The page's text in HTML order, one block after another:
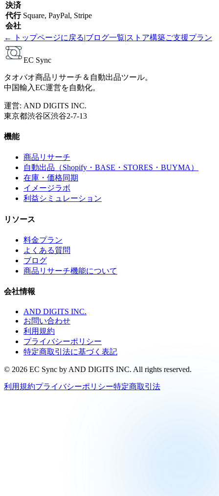
決済
代行
会社
Square, PayPal, Stripe
← トップページに戻る|ブログ一覧|ストア構築ご支援プラン
EC Sync
タオバオ商品リサーチ＆自動出品ツール。
中国輸入EC運営を自動化。
運営: AND DIGITS INC.
東京都渋谷区渋谷2-7-13
機能
商品リサーチ
自動出品（Shopify・BASE・STORES・BUYMA）
在庫・価格同期
イメージラボ
利益シミュレーション
リソース
料金プラン
よくある質問
ブログ
商品リサーチ機能について
会社情報
AND DIGITS INC.
お問い合わせ
利用規約
プライバシーポリシー
特定商取引法に基づく表記
© 2026 EC Sync by AND DIGITS INC. All rights reserved.
利用規約プライバシーポリシー特定商取引法